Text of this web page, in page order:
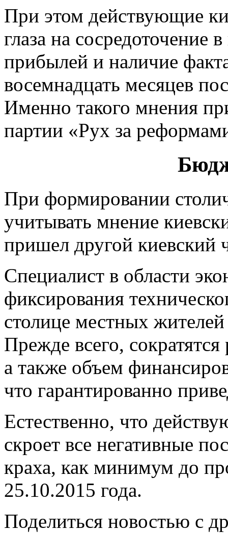
При этом действующие
глаза на
прибылей и наличие
восемнадцать месяцев
Именно такого мнения
партии «Рух за
При формировании
учитывать мнение
пришел другой киевский
Специалист в области
фиксирования
столице местных
Прежде всего,
а также объем
что гарантированно
Естественно, что
скроет все негативные
краха, как минимум до
25.10.2015 года.
Поделиться новостью с